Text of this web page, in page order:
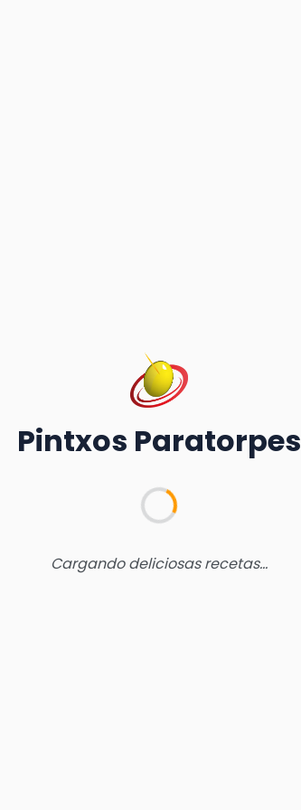
Pintxos Paratorpes
Cargando deliciosas recetas...